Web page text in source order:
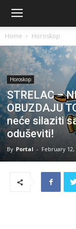
Home Horoskop
Horoskop
STRELAC –
OBUZDAJU
neće silaziti
oduševiti!
By Portal - February 12,